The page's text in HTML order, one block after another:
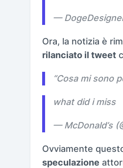
—
Ora, la notizia è
rilanciato il tweet
“Cosa mi sono
what did i miss
— McDonald’s
Ovviamente
speculazione